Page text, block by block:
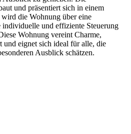
und präsentiert sich in einem
die Wohnung über eine
individuelle und effiziente Steuerung
Wohnung vereint Charme,
eignet sich ideal für alle, die
Ausblick schätzen.